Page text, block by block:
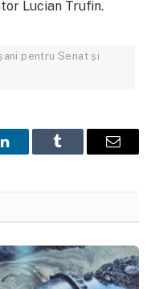
Lucian Trufin.
pentru Senat și
LinkedInTumblr Email